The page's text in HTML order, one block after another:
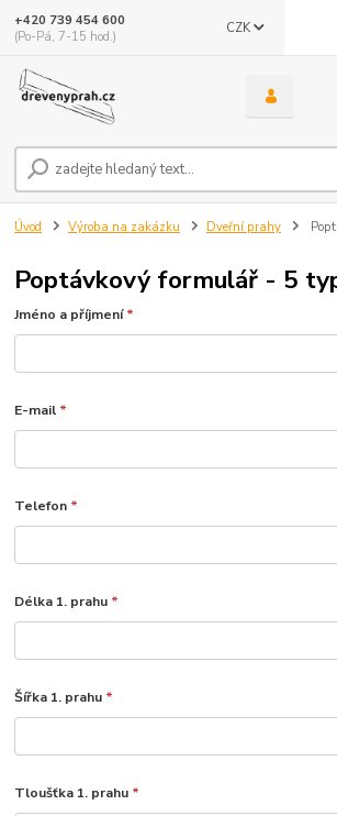
CZK
+420 739 454 600
(Po-Pá, 7-15 hod.)
Úvod Výroba na zakázku Dveřní prahy
Poptávkový formulář - 5
Jméno a příjmení*
E-mail *
Telefon *
Délka 1. prahu *
Šířka 1. prahu *
Tloušťka 1. prahu *